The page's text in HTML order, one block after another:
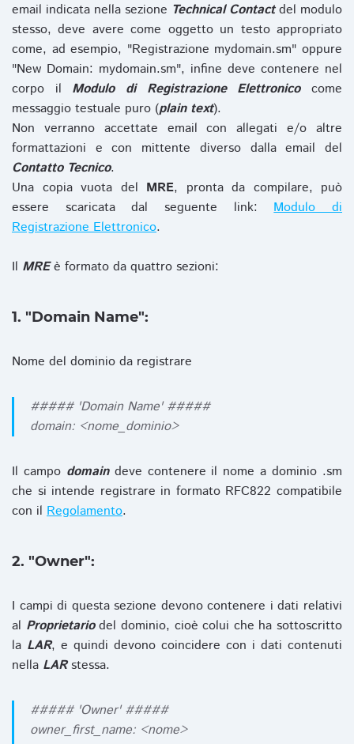
email indicata nella sezione Technical Contactdel modulo
stesso, deve avere come oggetto un testo appropriato
come, ad esempio, "Registrazione mydomain.sm" oppure
"New Domain: mydomain.sm", infine deve contenere nel
corpo il Modulo di Registrazione Elettronicocome
messaggio testuale puro (plain text).
Non verranno accettate email con allegati e/o altre
formattazioni e con mittente diverso dalla email del
Contatto Tecnico.
Una copia vuota del MRE, pronta da compilare, può
essere scaricata dal seguente link:Modulo di
Registrazione Elettronico.
Il MREè formato da quattro sezioni:
1. "Domain Name":
Nome del dominio da registrare
##### 'Domain Name' #####
domain: <nome_dominio>
Il campo domaindeve contenere il nome a dominio .sm
che si intende registrare in formato RFC822 compatibile
con il Regolamento.
2. "Owner":
I campi di questa sezione devono contenere i dati relativi
al Proprietariodel dominio, cioè colui che ha sottoscritto
la LAR, e quindi devono coincidere con i dati contenuti
nella LARstessa.
##### 'Owner' #####
owner_first_name: <nome>